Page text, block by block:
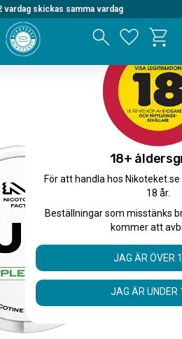
vardag skickas samma vardag
18+
För att handla hos
18 år.
Beställningar som misstänks
kommer att
JAG ÄR ÖVER
JAG ÄR UNDER